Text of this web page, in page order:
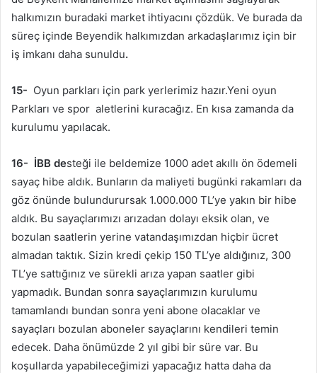
halkımızın buradaki market ihtiyacını çözdük. Ve burada da
süreç içinde Beyendik halkımızdan arkadaşlarımız için bir
iş imkanı daha sunuldu.
15- Oyun parkları için park yerlerimiz hazır.Yeni oyun
Parkları ve spor aletlerini kuracağız. En kısa zamanda da
kurulumu yapılacak.
16- İBB desteği ile beldemize 1000 adet akıllı ön ödemeli
sayaç hibe aldık. Bunların da maliyeti bugünki rakamları da
göz önünde bulundurursak 1.000.000 TL’ye yakın bir hibe
aldık. Bu sayaçlarımızı arızadan dolayı eksik olan, ve
bozulan saatlerin yerine vatandaşımızdan hiçbir ücret
almadan taktık. Sizin kredi çekip 150 TL’ye aldığınız, 300
TL’ye sattığınız ve sürekli arıza yapan saatler gibi
yapmadık. Bundan sonra sayaçlarımızın kurulumu
tamamlandı bundan sonra yeni abone olacaklar ve
sayaçları bozulan aboneler sayaçlarını kendileri temin
edecek. Daha önümüzde 2 yıl gibi bir süre var. Bu
koşullarda yapabileceğimizi yapacağız hatta daha da